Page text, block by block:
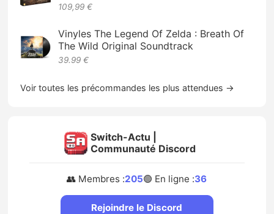
109,99 €
Vinyles The Legend Of Zelda : Breath Of
The Wild Original Soundtrack
39.99 €
Voir toutes les précommandes les plus attendues →
Switch-Actu |
Communauté Discord
👥 Membres :205🟢 En ligne :36
Rejoindre le Discord